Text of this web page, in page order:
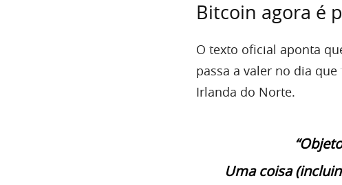
Bitcoin agora é
O texto oficial aponta
passa a valer no dia
Irlanda do Norte.
Uma coisa